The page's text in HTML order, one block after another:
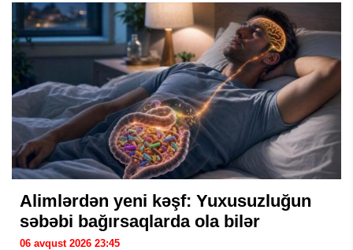
Alimlərdən yeni kəşf: Yuxusuzluğun
səbəbi bağırsaqlarda ola bilər
06 avqust 2026 23:45